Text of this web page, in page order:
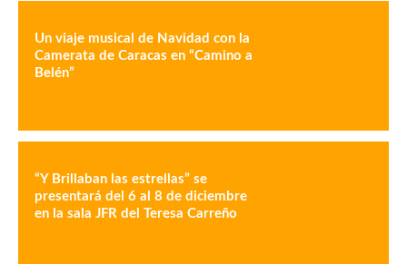
Un viaje musical de Navidad con la
Camerata de Caracas en “Camino a
Belén”
“Y Brillaban las estrellas” se
presentará del 6 al 8 de diciembre
en la sala JFR del Teresa Carreño